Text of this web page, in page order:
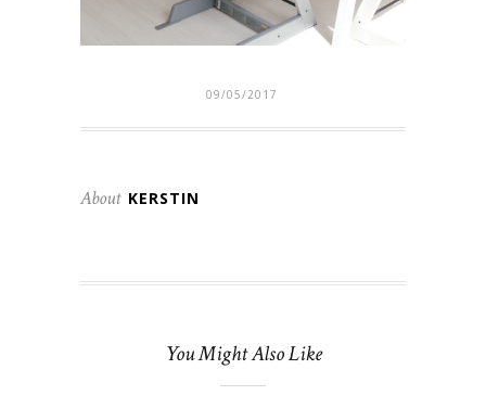
09/05/2017
About KERSTIN
You Might Also Like